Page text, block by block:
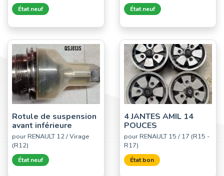
État neuf État neuf
Rotule de suspension
avant inférieure
pour RENAULT 12 / Virage
(R12)
État neuf
4 JANTES AMIL 14
POUCES
pour RENAULT 15 / 17 (R15 -
R17)
État bon